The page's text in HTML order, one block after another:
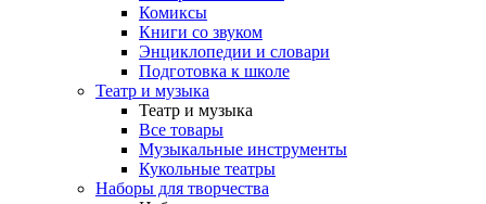
Комиксы
Книги со звуком
Энциклопедии и словари
Подготовка к школе
Театр и музыка
Театр и музыка
Все товары
Музыкальные инструменты
Кукольные театры
Наборы для творчества